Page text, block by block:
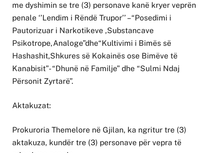
me dyshimin se tre (3) personave kanë kryer veprën
penale ‘’Lendim i Rëndë Trupor’’ –“Posedimi i
Pautorizuar i Narkotikeve ,Substancave
Psikotrope,Analoge”dhe“Kultivimi i Bimës së
Hashashit,Shkures së Kokainës ose Bimëve të
Kanabisit”- “Dhunë në Familje” dhe “Sulmi Ndaj
Përsonit Zyrtarë”.
Aktakuzat:
Prokuroria Themelore në Gjilan, ka ngritur tre (3)
aktakuza, kundër tre (3) personave për vepra të